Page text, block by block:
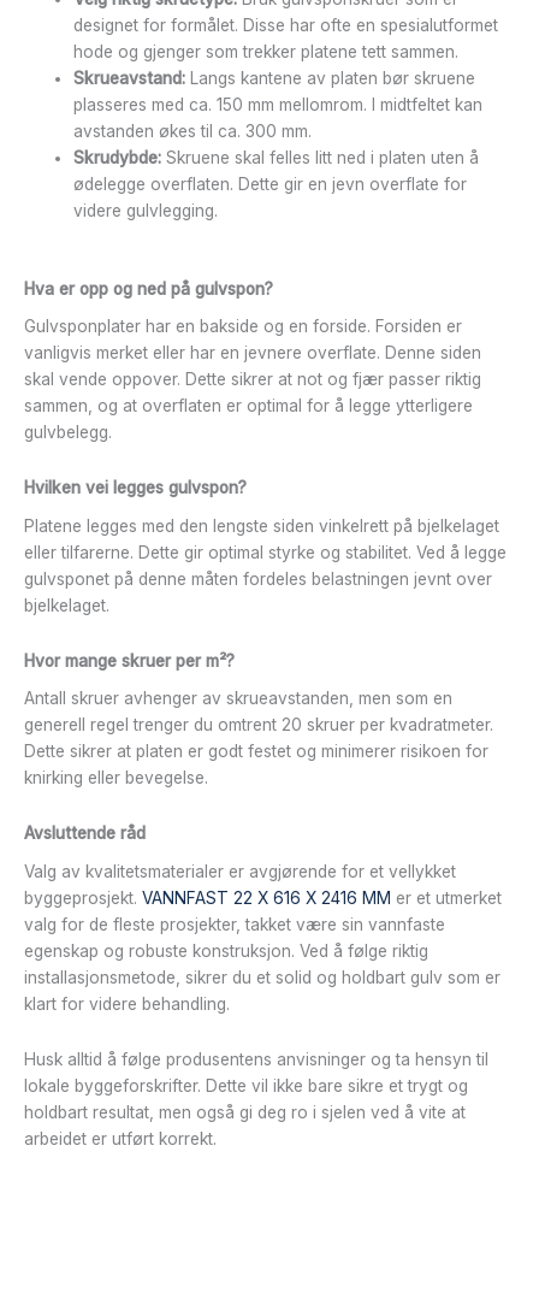
designet for formålet. Disse har ofte en spesialutformet
hode og gjenger som trekker platene tett sammen.
Skrueavstand: Langs kantene av platen bør skruene
plasseres med ca. 150 mm mellomrom. I midtfeltet kan
avstanden økes til ca. 300 mm.
Skrudybde: Skruene skal felles litt ned i platen uten å
ødelegge overflaten. Dette gir en jevn overflate for
videre gulvlegging.
Hva er opp og ned på gulvspon?
Gulvsponplater har en bakside og en forside. Forsiden er
vanligvis merket eller har en jevnere overflate. Denne siden
skal vende oppover. Dette sikrer at not og fjær passer riktig
sammen, og at overflaten er optimal for å legge ytterligere
gulvbelegg.
Hvilken vei legges gulvspon?
Platene legges med den lengste siden vinkelrett på bjelkelaget
eller tilfarerne. Dette gir optimal styrke og stabilitet. Ved å legge
gulvsponet på denne måten fordeles belastningen jevnt over
bjelkelaget.
Hvor mange skruer per m²?
Antall skruer avhenger av skrueavstanden, men som en
generell regel trenger du omtrent 20 skruer per kvadratmeter.
Dette sikrer at platen er godt festet og minimerer risikoen for
knirking eller bevegelse.
Avsluttende råd
Valg av kvalitetsmaterialer er avgjørende for et vellykket
byggeprosjekt. VANNFAST 22 X 616 X 2416 MM er et utmerket
valg for de fleste prosjekter, takket være sin vannfaste
egenskap og robuste konstruksjon. Ved å følge riktig
installasjonsmetode, sikrer du et solid og holdbart gulv som er
klart for videre behandling.
Husk alltid å følge produsentens anvisninger og ta hensyn til
lokale byggeforskrifter. Dette vil ikke bare sikre et trygt og
holdbart resultat, men også gi deg ro i sjelen ved å vite at
arbeidet er utført korrekt.